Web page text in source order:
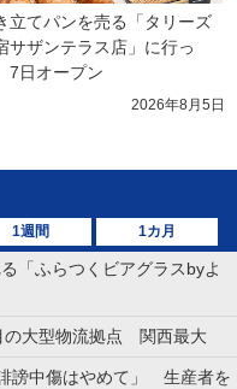
立てパンを売る「タリーズ
サザンテラス店」に行っ
7日オープン
2026年8月5日
1週間 1カ月
「ふらつくビアグラスbyよ
の大型物流拠点 関西最大
謗中傷はやめて」 生産者を